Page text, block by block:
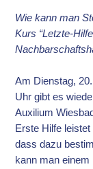
Wie kann man
Kurs “Letzte-
Am Dienstag,
Uhr gibt es
Auxilium
Erste Hilfe
dass dazu
kann man